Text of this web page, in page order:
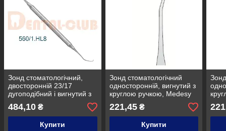
Зонд стоматологічний,
двосторонній 23/17
дугоподібний і вигнутий з
порожнистою ручкою,
Medesy 560/1.HL8
484,10 ₴
Купити
Зонд стоматологічний
односторонній, вигнутий з
круглою ручкою, Medesy
555/8
221,45₴
Купити